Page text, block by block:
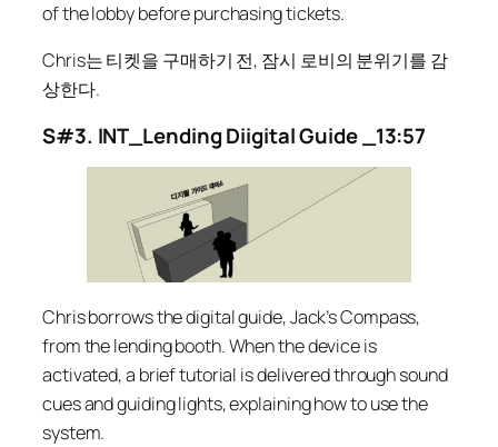
of the lobby before purchasing tickets.
Chris는 티켓을 구매하기 전, 잠시 로비의 분위기를 감
상한다.
S#3. INT_Lending Diigital Guide _13:57
Chris borrows the digital guide,Jack’s Compass,
from the lending booth. When the device is
activated, a brief tutorial is delivered through sound
cues and guiding lights, explaining how to use the
system.